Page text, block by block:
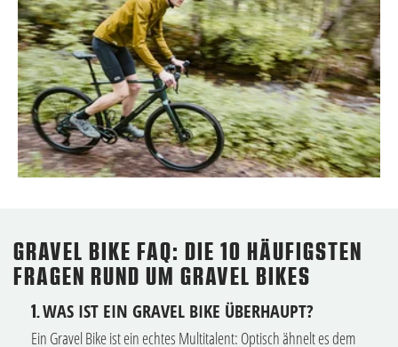
GRAVEL BIKE FAQ: DIE 10 HÄUFIGSTEN
FRAGEN RUND UM GRAVEL BIKES
1.WAS IST EIN GRAVEL BIKE ÜBERHAUPT?
Ein Gravel Bike ist ein echtes Multitalent: Optisch ähnelt es dem